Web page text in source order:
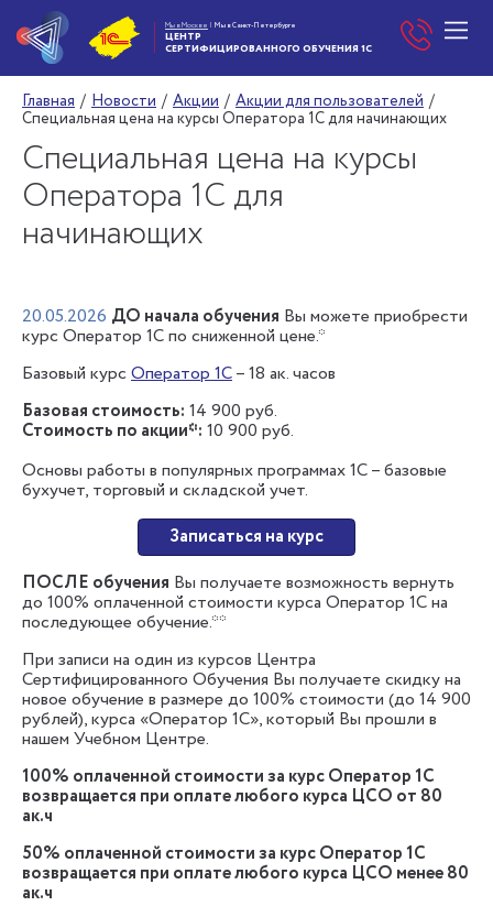
Мы в Москве | Мы в Санкт-Петербурге
ЦЕНТР
СЕРТИФИЦИРОВАННОГО ОБУЧЕНИЯ 1С
Главная / Новости / Акции / Акции для пользователей /
Специальная цена на курсы Оператора 1С для начинающих
Специальная цена на курсы
Оператора 1С для
начинающих
20.05.2026 ДО начала обучения Вы можете приобрести
курс Оператор 1С по сниженной цене.*
Базовый курсОператор 1С– 18 ак. часов
Базовая стоимость: 14 900 руб.
Стоимость по акции*: 10 900 руб.
Основы работы в популярных программах 1С – базовые
бухучет, торговый и складской учет.
Записаться на курс
ПОСЛЕ обучения Вы получаете возможность вернуть
до 100% оплаченной стоимости курса Оператор 1С на
последующее обучение.**
При записи на один из курсов Центра
Сертифицированного Обучения Вы получаете скидку на
новое обучение в размере до 100% стоимости (до 14 900
рублей), курса «Оператор 1С», который Вы прошли в
нашем Учебном Центре.
100% оплаченной стоимости за курс Оператор 1С
возвращается при оплате любого курса ЦСО от 80
ак.ч
50% оплаченной стоимости за курс Оператор 1С
возвращается при оплате любого курса ЦСО менее 80
ак.ч